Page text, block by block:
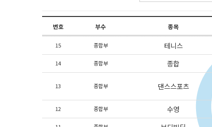
번호 부수 종목
15 종합부 테니스
14 종합부 종합
13 종합부 댄스스포츠
12 종합부 수영